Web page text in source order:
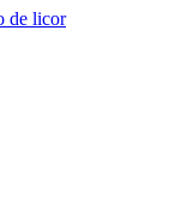
de licor